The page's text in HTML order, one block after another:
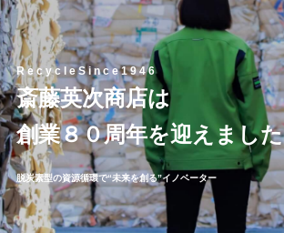
R e c y c l e S i n c e 1 9 4 6
斎藤英次商店は
創業８０周年を迎えました
脱炭素型の資源循環で“未来を創る”イノベーター